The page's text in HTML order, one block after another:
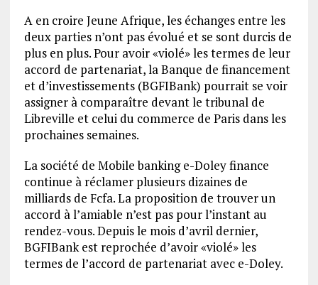
A en croire Jeune Afrique, les échanges entre les
deux parties n’ont pas évolué et se sont durcis de
plus en plus. Pour avoir «violé» les termes de leur
accord de partenariat, la Banque de financement
et d’investissements (BGFIBank) pourrait se voir
assigner à comparaître devant le tribunal de
Libreville et celui du commerce de Paris dans les
prochaines semaines.
La société de Mobile banking e-Doley finance
continue à réclamer plusieurs dizaines de
milliards de Fcfa. La proposition de trouver un
accord à l’amiable n’est pas pour l’instant au
rendez-vous. Depuis le mois d’avril dernier,
BGFIBank est reprochée d’avoir «violé» les
termes de l’accord de partenariat avec e-Doley.